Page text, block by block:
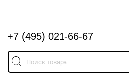
+7 (495) 021-66-67